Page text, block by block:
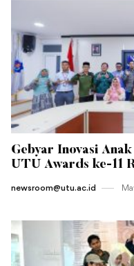
Gebyar Inovasi
UTU Awards ke-11
newsroom@utu.ac.id